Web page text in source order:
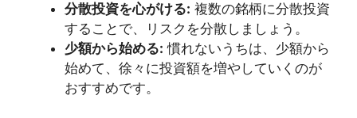
分散投資を心がける: 複数の銘柄に分散投資
することで、リスクを分散しましょう。
少額から始める: 慣れないうちは、少額から
始めて、徐々に投資額を増やしていくのが
おすすめです。